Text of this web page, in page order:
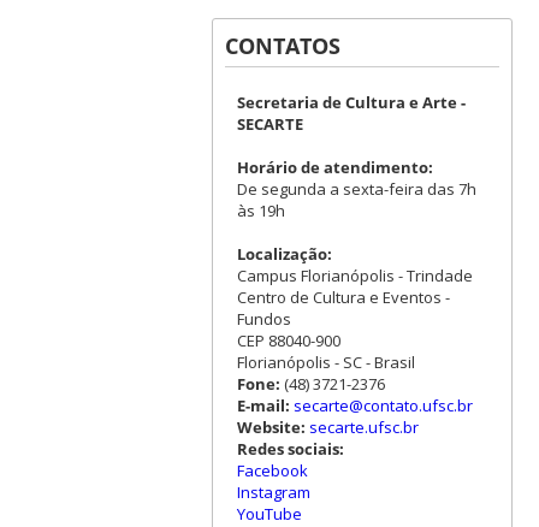
CONTATOS
Secretaria de Cultura e Arte -
SECARTE
Horário de atendimento:
De segunda a sexta-feira das 7h
às 19h
Localização:
Campus Florianópolis - Trindade
Centro de Cultura e Eventos -
Fundos
CEP 88040-900
Florianópolis - SC - Brasil
Fone: (48) 3721-2376
E-mail: secarte@contato.ufsc.br
Website: secarte.ufsc.br
Redes sociais:
Facebook
Instagram
YouTube